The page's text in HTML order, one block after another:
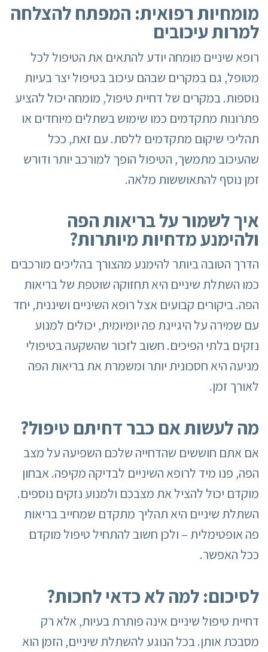
מומחיות רפואית: המפתח להצלחה
למרות עיכובים
רופא שיניים מומחה יודע להתאים את הטיפול לכל
מטופל, גם במקרים שבהם עיכוב בטיפול יצר בעיות
נוספות. במקרים של דחיית טיפול, מומחה יכול להציע
פתרונות מתקדמים כמו שימוש בשתלים מיוחדים או
תהליכי שיקום מתקדמים ללסת. עם זאת, ככל
שהעיכוב מתמשך, הטיפול הופך למורכב יותר ודורש
זמן נוסף להתאוששות מלאה.
איך לשמור על בריאות הפה
ולהימנע מדחיות מיותרות?
הדרך הטובה ביותר להימנע מהצורך בהליכים מורכבים
כמו השתלת שיניים היא תחזוקה שוטפת של בריאות
הפה. ביקורים קבועים אצל רופא השיניים ושיננית, יחד
עם שמירה על היגיינת פה יומיומית, יכולים למנוע
נזקים בלתי הפיכים. חשוב לזכור שהשקעה בטיפולי
מניעה היא חסכונית יותר ומשמרת את בריאות הפה
לאורך זמן.
מה לעשות אם כבר דחיתם טיפול?
אם אתם חוששים שהדחייה שלכם השפיעה על מצב
הפה, פנו מיד לרופא השיניים לבדיקה מקיפה. אבחון
מוקדם יכול להציל את מצבכם ולמנוע נזקים נוספים.
השתלת שיניים היא תהליך מתקדם שמחייב בריאות
פה אופטימלית – ולכן חשוב להתחיל טיפול מוקדם
ככל האפשר.
לסיכום: למה לא כדאי לחכות?
דחיית טיפול שיניים אינה פותרת בעיות, אלא רק
מסבכת אותן. בכל הנוגע להשתלת שיניים, הזמן הוא